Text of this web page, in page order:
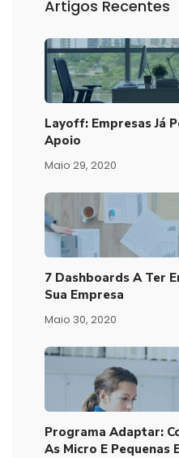
Artigos Recentes
Layoff: Empresas Já
Apoio
Maio 29, 2020
7 Dashboards A Ter
Sua Empresa
Maio 30, 2020
Programa Adaptar:
As Micro E Pequenas